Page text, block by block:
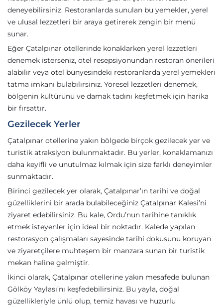
deneyebilirsiniz. Restoranlarda sunulan bu yemekler, yerel
ve ulusal lezzetleri bir araya getirerek zengin bir menü
sunar.
Eğer Çatalpınar otellerinde konaklarken yerel lezzetleri
denemek isterseniz, otel resepsiyonundan restoran önerileri
alabilir veya otel bünyesindeki restoranlarda yerel yemekleri
tatma imkanı bulabilirsiniz. Yöresel lezzetleri denemek,
bölgenin kültürünü ve damak tadını keşfetmek için harika
bir fırsattır.
Gezilecek Yerler
Çatalpınar otellerine yakın bölgede birçok gezilecek yer ve
turistik atraksiyon bulunmaktadır. Bu yerler, konaklamanızı
daha keyifli ve unutulmaz kılmak için size farklı deneyimler
sunmaktadır.
Birinci gezilecek yer olarak, Çatalpınar’ın tarihi ve doğal
güzelliklerini bir arada bulabileceğiniz Çatalpınar Kalesi’ni
ziyaret edebilirsiniz. Bu kale, Ordu’nun tarihine tanıklık
etmek isteyenler için ideal bir noktadır. Kalede yapılan
restorasyon çalışmaları sayesinde tarihi dokusunu koruyan
ve ziyaretçilere muhteşem bir manzara sunan bir turistik
mekan haline gelmiştir.
İkinci olarak, Çatalpınar otellerine yakın mesafede bulunan
Gölköy Yaylası’nı keşfedebilirsiniz. Bu yayla, doğal
güzellikleriyle ünlü olup, temiz havası ve huzurlu